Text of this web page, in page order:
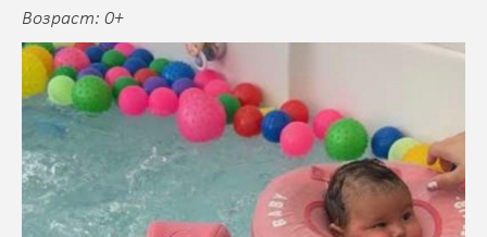
Возраст: 0+